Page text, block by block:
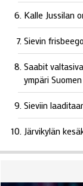
Kalle Jussilan
Sievin
Saabit
ympäri Suomen
Sieviin
Järvikylän